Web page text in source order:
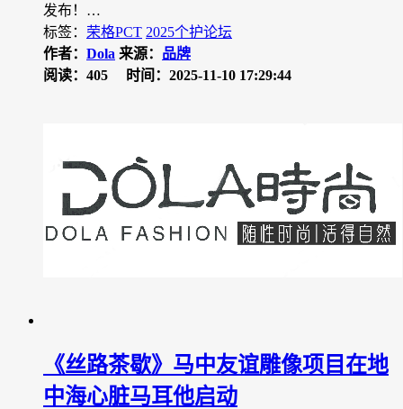
发布！…
标签： 荣格PCT 2025个护论坛
作者： Dola 来源： 品牌
阅读：405
时间：2025-11-10 17:29:44
《丝路茶歇》马中友谊雕像项目在地
中海心脏马耳他启动